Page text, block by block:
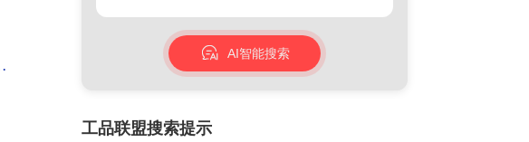
AI智能搜索
工品联盟搜索提示